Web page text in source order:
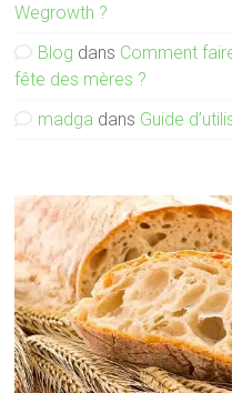
Wegrowth ?
Blog dans Comment
fête des mères ?
madga dans Guide